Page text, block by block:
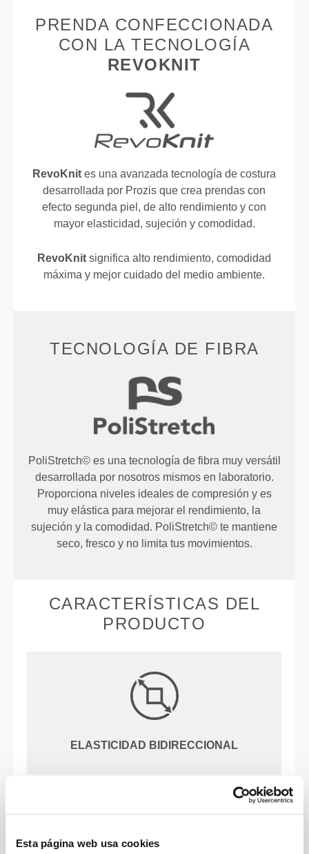
Esta página web usa cookies
PRENDA CONFECCIONADA
CON LA TECNOLOGÍA
REVOKNIT
RevoKnit es una avanzada tecnología de costura
desarrollada por Prozis que crea prendas con
efecto segunda piel, de alto rendimiento y con
mayor elasticidad, sujeción y comodidad.
RevoKnit significa alto rendimiento, comodidad
máxima y mejor cuidado del medio ambiente.
TECNOLOGÍA DE FIBRA
PoliStretch© es una tecnología de fibra muy versátil
desarrollada por nosotros mismos en laboratorio.
Proporciona niveles ideales de compresión y es
muy elástica para mejorar el rendimiento, la
sujeción y la comodidad. PoliStretch© te mantiene
seco, fresco y no limita tus movimientos.
CARACTERÍSTICAS DEL
PRODUCTO
ELASTICIDAD BIDIRECCIONAL
NUESTRA ETIQUETA ES TU